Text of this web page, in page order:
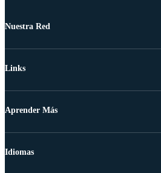
Nuestra Red
Links
Aprender Más
Idiomas